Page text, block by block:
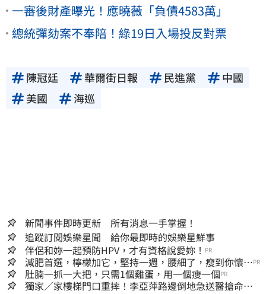
一審後財產曝光！應曉薇「負債4583萬」
總統彈劾案不奉陪！綠19日入場投反對票
陳冠廷 華爾街日報 民進黨
中國
美國
海巡
新聞事件即時更新 所有消息一手掌握！
追蹤訂閱娛樂星聞 給你最即時的娛樂星鮮事
伴侶和妳一起預防HPV，才有資格說愛妳！ PR
減肥首選，檸檬加它，堅持一週，腰細了，瘦到你懷疑
人生
PR
肚腩一抓一大把，只需1個雞蛋，用一個瘦一個PR
獨家／家樓梯門口重摔！李亞萍路邊倒地急送醫搶命